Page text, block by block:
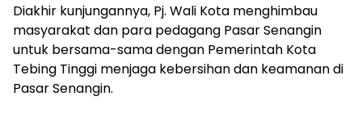
Diakhir kunjungannya, Pj. Wali Kota menghimbau
masyarakat dan para pedagang Pasar Senangin
untuk bersama-sama dengan Pemerintah Kota
Tebing Tinggi menjaga kebersihan dan keamanan di
Pasar Senangin.